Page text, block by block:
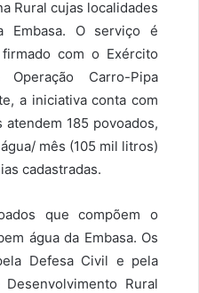
Rural cujas localidades
Embasa. O serviço é
com o Exército
Carro-Pipa
a iniciativa conta com
185 povoados,
mês (105 mil litros)
cadastradas.
que compõem o
água da Embasa. Os
Defesa Civil e pela
Rural